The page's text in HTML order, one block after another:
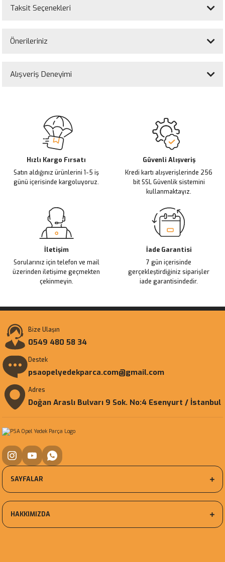
Ürün hakkında henüz soru sorulmamış.
Taksit Seçenekleri
Önerileriniz
yetersiz gördüğünüz noktaları öneri formunu kullanarak tarafımıza
Ürün resmi kalitesiz, bozuk veya görüntülenemiyor.
Ürün açıklamasında eksik bilgiler bulunuyor.
Ürün bilgilerinde hatalar bulunuyor.
Ürün fiyatı diğer sitelerden daha pahalı.
Bu ürüne benzer farklı alternatifler olmalı.
Alışveriş Deneyimi
Hızlı Kargo Fırsatı
Satın aldığınız ürünlerini 1-5 iş
günü içerisinde kargoluyoruz.
Güvenli Alışveriş
Kredi kartı alışverişlerinde 256
bit SSL Güvenlik sistemini
kullanmaktayız.
İletişim
Sorularınız için telefon ve mail
üzerinden iletişime geçmekten
çekinmeyin.
İade Garantisi
7 gün içerisinde
gerçekleştirdiğiniz siparişler
iade garantisindedir.
Bize Ulaşın
0549 480 58 34
Destek
psaopelyedekparca.com@gmail.com
Adres
Doğan Araslı Bulvarı 9 Sok. No:4 Esenyurt / İstanbul
SAYFALAR
HAKKIMIZDA